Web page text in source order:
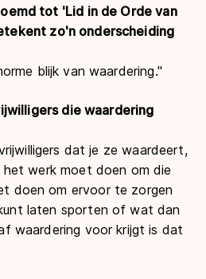
tot 'Lid in de Orde van
zo'n onderscheiding
blijk van waardering."
die waardering
dat je ze waardeert,
werk moet doen om die
doen om ervoor te zorgen
laten sporten of wat dan
waardering voor krijgt is dat